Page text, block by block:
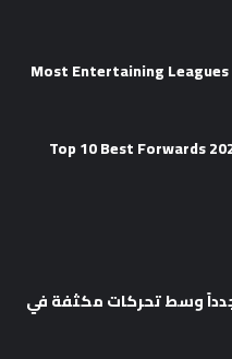
2026 Most Entertaining
Top 10 Best Forwards
وسط تحركات مكثفة في